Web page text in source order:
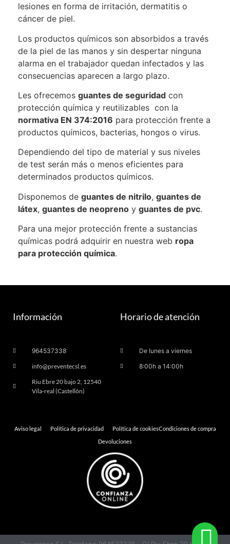
lesiones en forma de irritación, dermatitis o
cáncer de piel.
Los productos químicos son absorbidos a través
de la piel de las manos y sin despertar ninguna
alarma en el trabajador quedan infectados y las
consecuencias aparecen a largo plazo.
Les ofrecemos guantes de seguridad con
protección química y reutilizables con la
normativa EN 374:2016 para protección frente a
productos químicos, bacterias, hongos o virus.
Dependiendo del tipo de material y sus niveles
de test serán más o menos eficientes para
determinados productos químicos.
Disponemos de guantes de nitrilo, guantes de
látex, guantes de neopreno y guantes de pvc.
Para una mejor protección frente a sustancias
químicas podrá adquirir en nuestra web ropa
para protección química.
Información
964537338
info@preventecsl.es
Riu Ebre 20 bajo 2, 12540
Vila-real (Castellón)
Horario de atención
De lunes a viernes
8:00h a 14:00h
Aviso legal Política de privacidad Política de cookiesCondiciones de compra
Devoluciones